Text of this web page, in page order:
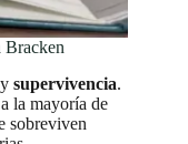
Bracken
y supervivencia.
la mayoría de
sobreviven